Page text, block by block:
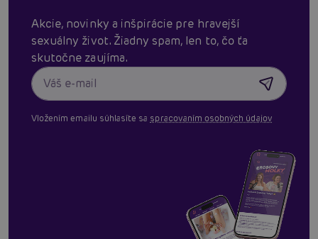
Akcie, novinky a inšpirácie pre hravejší
sexuálny život. Žiadny spam, len to, čo ťa
skutočne zaujíma.
Vložením emailu súhlasíte sa spracovaním osobných údajov